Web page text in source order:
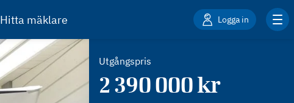
Hitta mäklare Logga in
Utgångspris
2 390 000kr